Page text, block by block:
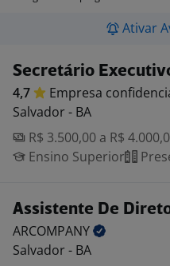
Ativar
Secretário
4,7 Empresa
Salvador - BA
R$ 3.500,00 a R$
Ensino Superior
Assistente De
ARCOMPANY
Salvador - BA